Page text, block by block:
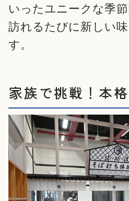
いったユニークな季
訪れるたびに新しい
す。
家族で挑戦！本